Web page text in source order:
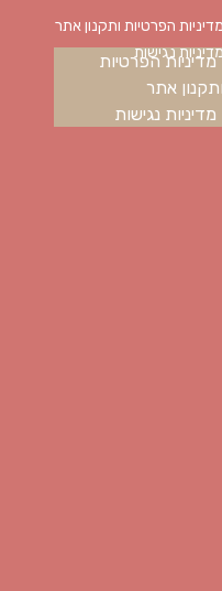
מדיניות הפרטיות ותקנון אתר
נגישות
מדיניות הפרטיות
ותקנון אתר
מדיניות נגישות